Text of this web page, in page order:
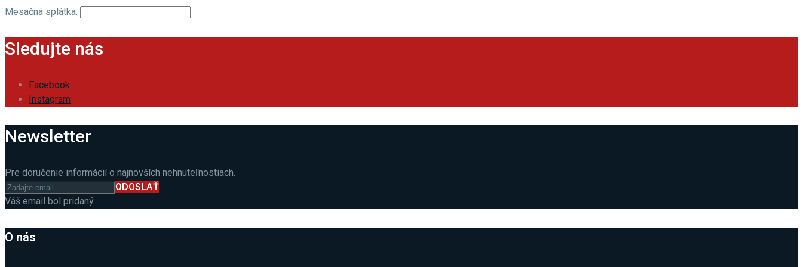
Mesačná splátka:
Sledujte nás
Facebook
Instagram
Newsletter
Pre doručenie informácií o najnovších nehnuteľnostiach.
ODOSLAŤ
Váš email bol pridaný
O nás